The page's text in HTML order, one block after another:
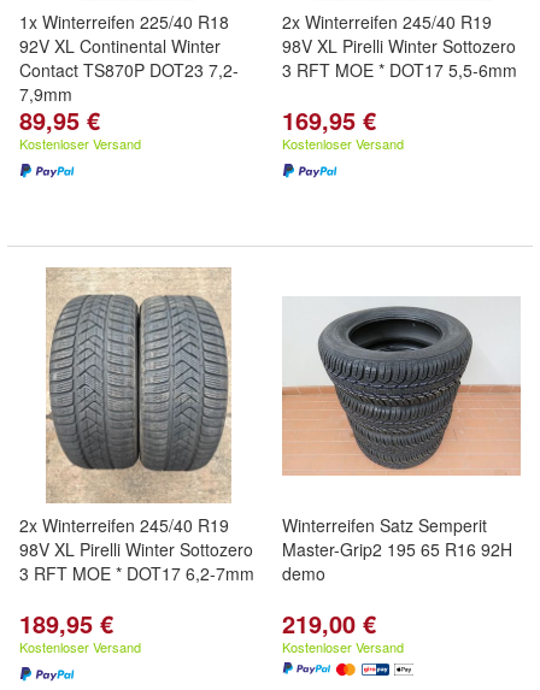
1x Winterreifen 225/40 R18
92V XL Continental Winter
Contact TS870P DOT23 7,2-
7,9mm
89,95 €
Kostenloser Versand
2x Winterreifen 245/40 R19
98V XL Pirelli Winter Sottozero
3 RFT MOE * DOT17 5,5-6mm
169,95 €
Kostenloser Versand
2x Winterreifen 245/40 R19
98V XL Pirelli Winter Sottozero
3 RFT MOE * DOT17 6,2-7mm
189,95 €
Kostenloser Versand
Winterreifen Satz Semperit
Master-Grip2 195 65 R16 92H
demo
219,00 €
Kostenloser Versand